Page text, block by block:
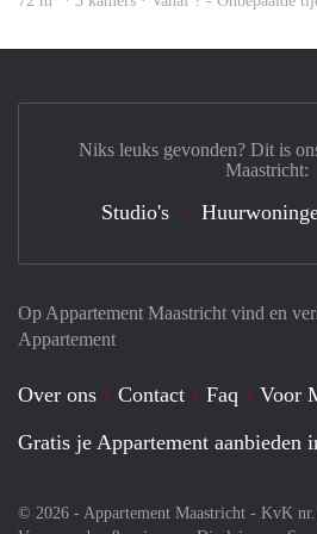
Op Appartement Maastricht vind en
Appartement
Over ons Contact Faq
Voor
Gratis je Appartement aanbieden
© 2026 - Appartement Maastricht - KvK
Niks leuks gevonden? Dit is
Maastricht:
Studio's